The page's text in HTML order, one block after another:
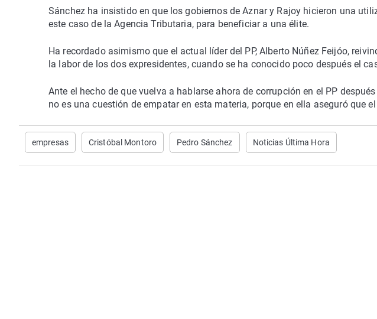
Sánchez ha insistido en que los gobiernos de Aznar y Rajoy hicieron una
este caso de la Agencia Tributaria, para beneficiar a una élite.
Ha recordado asimismo que el actual líder del PP, Alberto Núñez Feijóo,
la labor de los dos expresidentes, cuando se ha conocido poco después el
Ante el hecho de que vuelva a hablarse ahora de corrupción en el PP
no es una cuestión de empatar en esta materia, porque en ella aseguró que
empresas Cristóbal Montoro Pedro Sánchez Noticias Última Hora